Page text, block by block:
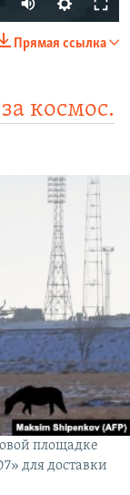
Прямая ссылка
космос.
площадке
для доставки